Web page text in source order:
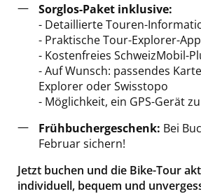
Sorglos-Paket inklusive:
- Detaillierte Touren-
- Praktische Tour-Explorer-App
- Kostenfreies SchweizMobil-
- Auf Wunsch: passendes
Explorer oder Swisstopo
- Möglichkeit, ein GPS-Gerät
Frühbuchergeschenk: Bei
Februar sichern!
Jetzt buchen und die Bike-Tour
individuell, bequem und